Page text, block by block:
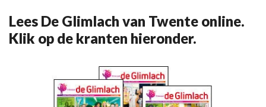
Lees De Glimlach van Twente online.
Klik op de kranten hieronder.